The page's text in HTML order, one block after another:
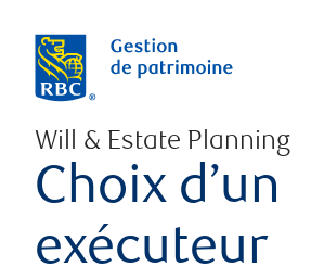
Will & Estate Planning
Choix d’un
exécuteur